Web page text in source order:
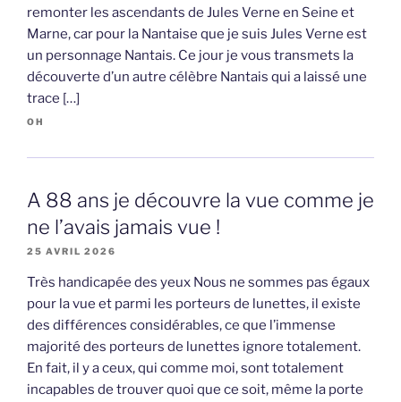
remonter les ascendants de Jules Verne en Seine et
Marne, car pour la Nantaise que je suis Jules Verne est
un personnage Nantais. Ce jour je vous transmets la
découverte d’un autre célèbre Nantais qui a laissé une
trace […]
OH
A 88 ans je découvre la vue comme je
ne l’avais jamais vue !
25 AVRIL 2026
Très handicapée des yeux Nous ne sommes pas égaux
pour la vue et parmi les porteurs de lunettes, il existe
des différences considérables, ce que l’immense
majorité des porteurs de lunettes ignore totalement.
En fait, il y a ceux, qui comme moi, sont totalement
incapables de trouver quoi que ce soit, même la porte